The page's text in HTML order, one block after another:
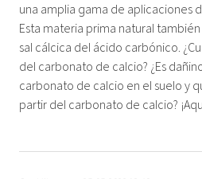
una amplia gama de aplicaciones
Esta materia prima natural
sal cálcica del ácido carbónico.
del carbonato de calcio? ¿Es
carbonato de calcio en el suelo y
partir del carbonato de calcio?